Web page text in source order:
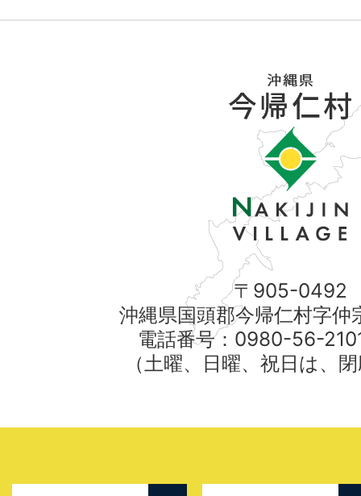
〒905-0492
沖縄県国頭郡今帰仁村字仲
電話番号：0980-56-
（土曜、日曜、祝日は、